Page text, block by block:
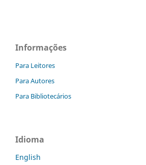
Informações
Para Leitores
Para Autores
Para Bibliotecários
Idioma
English